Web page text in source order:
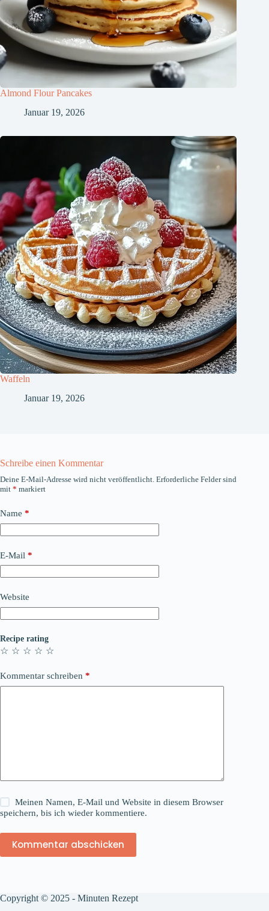
Almond Flour Pancakes
Januar 19, 2026
Waffeln
Januar 19, 2026
Schreibe einen Kommentar
Deine E-Mail-Adresse wird nicht veröffentlicht. Erforderliche Felder sind
mit * markiert
Name *
E-Mail *
Website
Recipe rating
☆
☆
☆
☆
☆
Kommentar schreiben *
Meinen Namen, E-Mail und Website in diesem Browser
speichern, bis ich wieder kommentiere.
Kommentar abschicken
Copyright © 2025 - Minuten Rezept